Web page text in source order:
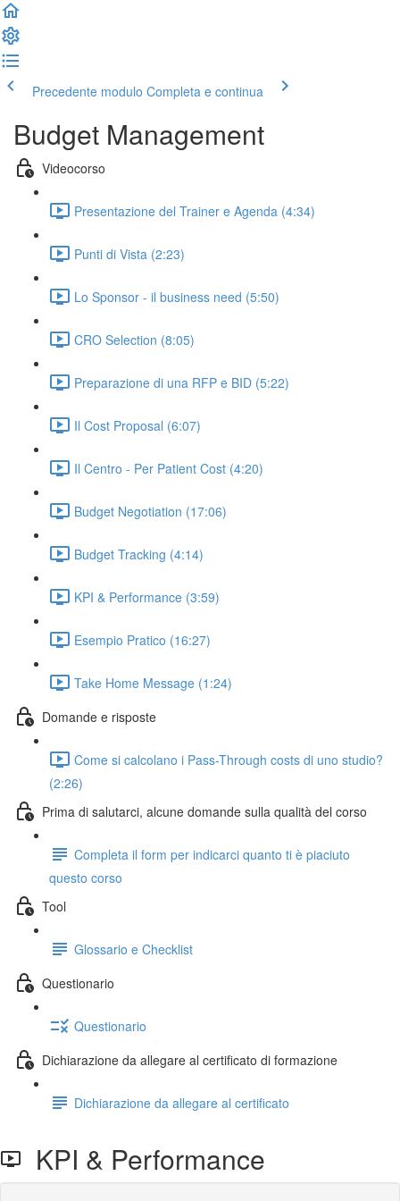
Precedente modulo Completa e continua
Budget Management
Videocorso
Presentazione del Trainer e Agenda (4:34)
Punti di Vista (2:23)
Lo Sponsor - il business need (5:50)
CRO Selection (8:05)
Preparazione di una RFP e BID (5:22)
Il Cost Proposal (6:07)
Il Centro - Per Patient Cost (4:20)
Budget Negotiation (17:06)
Budget Tracking (4:14)
KPI & Performance (3:59)
Esempio Pratico (16:27)
Take Home Message (1:24)
Domande e risposte
Come si calcolano i Pass-Through costs di uno studio?
(2:26)
Prima di salutarci, alcune domande sulla qualità del corso
Completa il form per indicarci quanto ti è piaciuto
questo corso
Tool
Glossario e Checklist
Questionario
Questionario
Dichiarazione da allegare al certificato di formazione
Dichiarazione da allegare al certificato
KPI & Performance